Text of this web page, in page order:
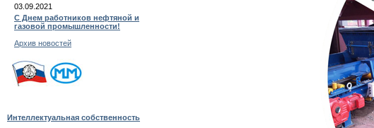
03.09.2021
С Днем работников нефтяной и
газовой промышленности!
Архив новостей
Интеллектуальная собственность